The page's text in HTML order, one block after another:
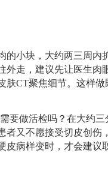
的小块，大约两三周内
外走，建议先让医生肉
CT聚焦细节。这样
要做活检吗？在大约
者又不愿接受切皮创
病样变时，才会建议